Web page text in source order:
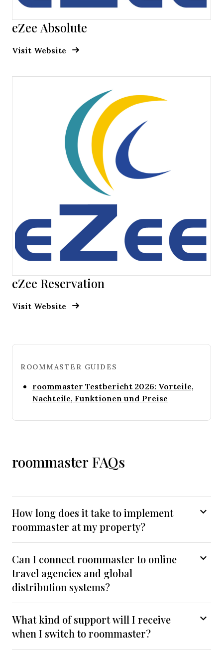
eZee Absolute
Visit Website Opens New Window
eZee Reservation
Visit Website Opens New Window
ROOMMASTER GUIDES
roommaster Testbericht 2026: Vorteile,
Nachteile, Funktionen und Preise
roommaster FAQs
How long does it take to implement
roommaster at my property?
Can I connect roommaster to online
travel agencies and global
distribution systems?
What kind of support will I receive
when I switch to roommaster?